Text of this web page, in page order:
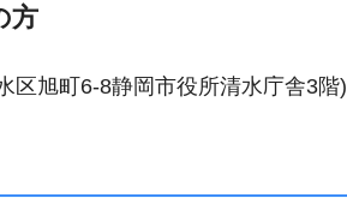
方
区旭町6-8静岡市役所清水庁舎3階)